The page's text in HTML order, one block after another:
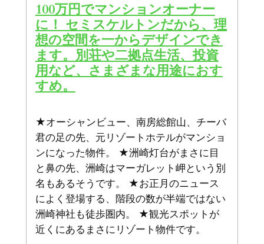
100万円でマンションオーナー
に！ セミスケルトンだから、理
想の空間を一からデザインでき
ます。別荘や二拠点生活、投資
用など、さまざまな用途におす
すめ。
★オーシャンビュー、南房総館山、チーバ
君の足の先、元リゾートホテルがマンショ
ンになった物件。 ★洲崎灯台がまさに目
と鼻の先、洲崎はマーガレット岬という別
名もあるそうです。 ★お正月のニュース
によく登場する、階段の数が半端ではない
洲崎神社も徒歩圏内。 ★観光スポットが
近くにあるまさにリゾート物件です。